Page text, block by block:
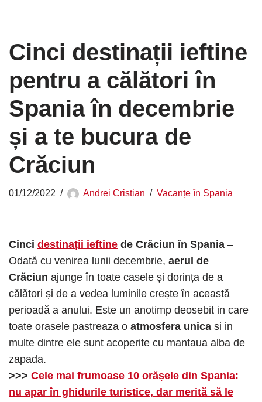
Cinci destinații ieftine
pentru a călători în
Spania în decembrie
și a te bucura de
Crăciun
01/12/2022 Andrei Cristian Vacanțe în Spania
Cinci destinații ieftine de Crăciun în Spania –
Odată cu venirea lunii decembrie, aerul de
Crăciun ajunge în toate casele și dorința de a
călători și de a vedea luminile crește în această
perioadă a anului. Este un anotimp deosebit in care
toate orasele pastreaza o atmosfera unica si in
multe dintre ele sunt acoperite cu mantaua alba de
zapada.
>>> Cele mai frumoase 10 orășele din Spania:
nu apar în ghidurile turistice, dar merită să le